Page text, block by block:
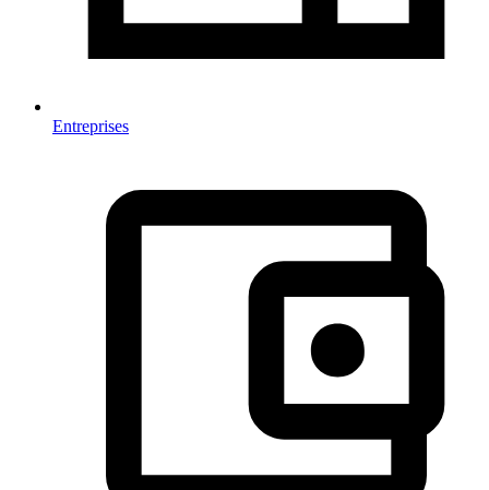
Entreprises